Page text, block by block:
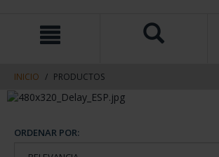
contenido
navegacin
INICIO PRODUCTOS
ORDENAR POR: